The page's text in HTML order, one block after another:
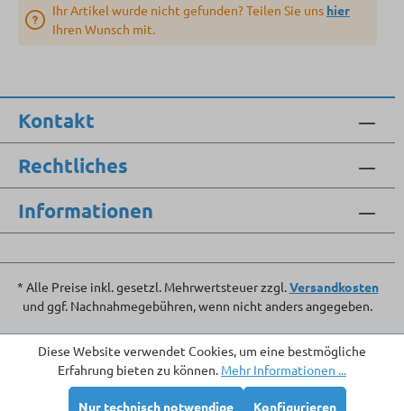
Ihr Artikel wurde nicht gefunden? Teilen Sie uns hier
Ihren Wunsch mit.
Kontakt
Rechtliches
Informationen
* Alle Preise inkl. gesetzl. Mehrwertsteuer zzgl.Versandkosten
und ggf. Nachnahmegebühren, wenn nicht anders angegeben.
Diese Website verwendet Cookies, um eine bestmögliche
Erfahrung bieten zu können. Mehr Informationen ...
Nur technisch notwendige Konfigurieren